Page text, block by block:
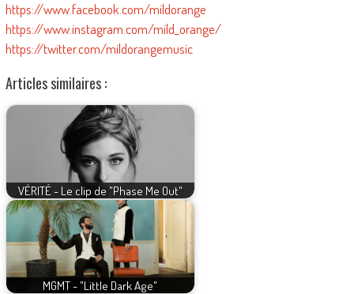
https://www.facebook.com/mildorange
https://www.instagram.com/mild_orange/
https://twitter.com/mildorangemusic
Articles similaires :
VÉRITÉ - Le clip de "Phase Me Out"
MGMT - "Little Dark Age"